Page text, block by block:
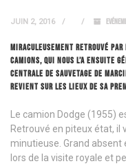
JUIN 2, 2016
MIRACULEUSEMENT RETROUVÉ
CAMIONS, QUI NOUS L’A ENSUITE
CENTRALE DE SAUVETAGE DE
REVIENT SUR LES LIEUX DE SA
Le camion Dodge (1955)
Retrouvé en piteux état, il
minutieuse. Grand
lors de la visite royale et